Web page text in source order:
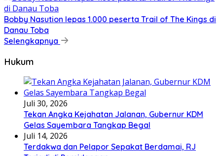
Bobby Nasution lepas 1.000 peserta Trail of The Kings di
Danau Toba
Selengkapnya
Hukum
Juli 30, 2026
Tekan Angka Kejahatan Jalanan, Gubernur KDM
Gelas Sayembara Tangkap Begal
Juli 14, 2026
Terdakwa dan Pelapor Sepakat Berdamai, RJ